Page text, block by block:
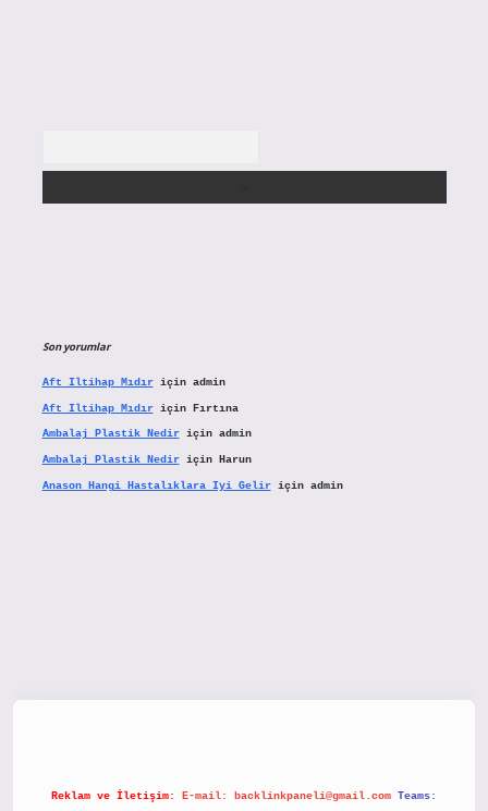
Son yorumlar
Aft Iltihap Mıdıriçin admin
Aft Iltihap Mıdıriçin Fırtına
Ambalaj Plastik Nediriçin admin
Ambalaj Plastik Nediriçin Harun
Anason Hangi Hastalıklara Iyi Geliriçin admin
Reklam ve İletişim: E-mail: backlinkpaneli@gmail.com Teams: